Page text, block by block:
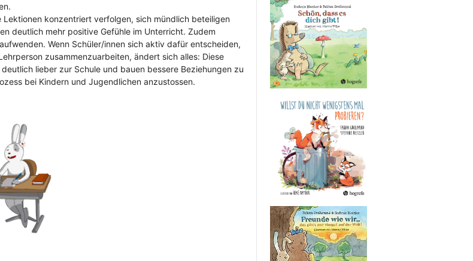
konzentriert verfolgen, sich mündlich beteiligen
deutlich mehr positive Gefühle im Unterricht. Zudem
Wenn Schüler/innen sich aktiv dafür entscheiden,
zusammenzuarbeiten, ändert sich alles: Diese
lieber zur Schule und bauen bessere Beziehungen zu
bei Kindern und Jugendlichen anzustossen.